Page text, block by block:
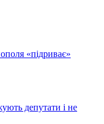
«підриває»
депутати і не